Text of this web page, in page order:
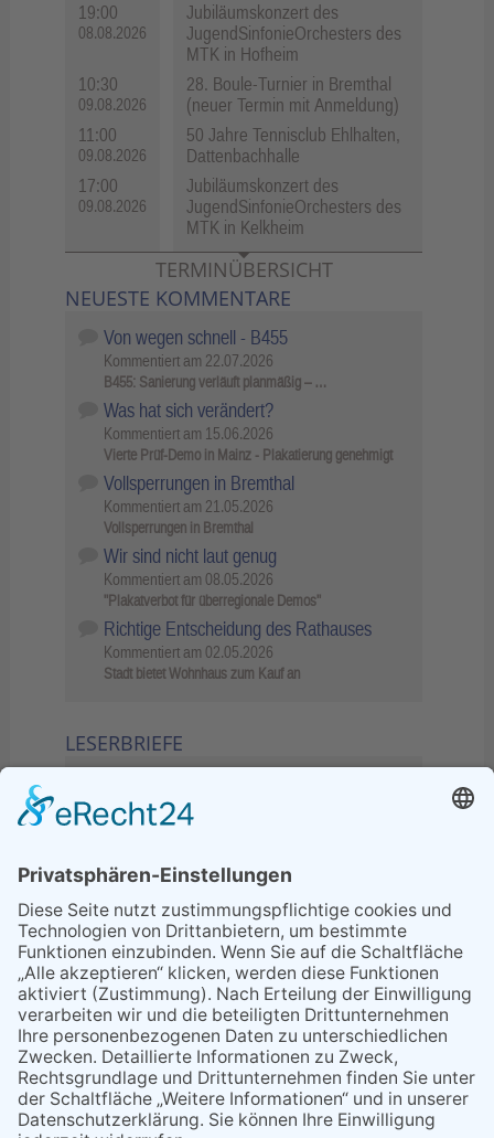
19:00
08.08.2026
Jubiläumskonzert des
JugendSinfonieOrchesters des
MTK in Hofheim
10:30
09.08.2026
28. Boule-Turnier in Bremthal
(neuer Termin mit Anmeldung)
11:00
09.08.2026
50 Jahre Tennisclub Ehlhalten,
Dattenbachhalle
17:00
09.08.2026
Jubiläumskonzert des
JugendSinfonieOrchesters des
MTK in Kelkheim
TERMINÜBERSICHT
NEUESTE KOMMENTARE
Von wegen schnell - B455
Kommentiert am 22.07.2026
B455: Sanierung verläuft planmäßig – …
Was hat sich verändert?
Kommentiert am 15.06.2026
Vierte Prüf-Demo in Mainz - Plakatierung genehmigt
Vollsperrungen in Bremthal
Kommentiert am 21.05.2026
Vollsperrungen in Bremthal
Wir sind nicht laut genug
Kommentiert am 08.05.2026
"Plakatverbot für überregionale Demos"
Richtige Entscheidung des Rathauses
Kommentiert am 02.05.2026
Stadt bietet Wohnhaus zum Kauf an
LESERBRIEFE
Sperrung B455: Kleiner
Grenzverkehr statt weite Wege
21.04.2026
Wenn Bahn-Computer nicht
miteinander kommunizieren
11.03.2026
"Plakatverbot für überregionale
Demos"
04.02.2026
Gelbe Tonne – Ein kleiner Blick
über den Tellerand
04.02.2026
Plastikersparnis durch Nutzung